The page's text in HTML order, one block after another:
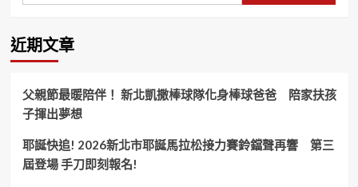
斯
鈞
董
棒
球
台
語
影
近期文章
父親節最暖陪伴！ 新北凱撒棒球隊化身棒球爸爸 陪家扶孩
子揮出夢想
耶誕快追! 2026新北市耶誕馬拉松接力賽鈴鐺聲再響 第三
屆登場 手刀即刻報名!